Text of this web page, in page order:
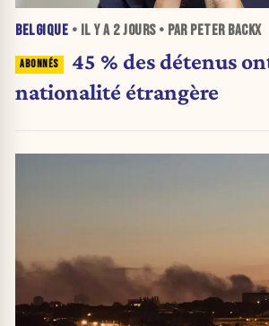
BELGIQUE • IL Y A 2 JOURS• PAR PETER BACKX
45 % des détenus
nationalité étrangère